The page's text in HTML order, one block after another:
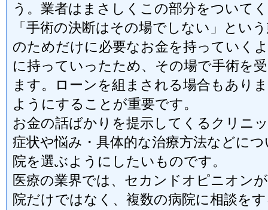
う。業者はまさしくこの部分をついて
「手術の決断はその場でしない」とい
のためだけに必要なお金を持っていく
に持っていったため、その場で手術を
ます。ローンを組まされる場合もあり
ようにすることが重要です。
お金の話ばかりを提示してくるクリニ
症状や悩み・具体的な治療方法などに
院を選ぶようにしたいものです。
医療の業界では、セカンドオピニオン
院だけではなく、複数の病院に相談を